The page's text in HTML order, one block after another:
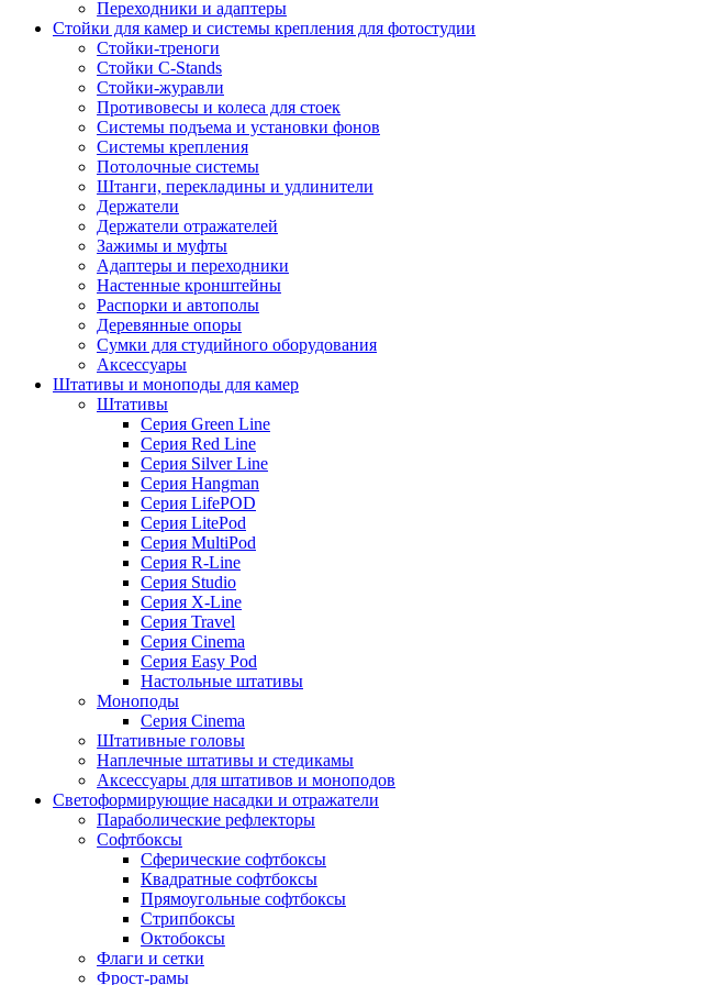
Переходники и адаптеры
Стойки для камер и системы крепления для фотостудии
Стойки-треноги
Стойки C-Stands
Стойки-журавли
Противовесы и колеса для стоек
Системы подъема и установки фонов
Системы крепления
Потолочные системы
Штанги, перекладины и удлинители
Держатели
Держатели отражателей
Зажимы и муфты
Адаптеры и переходники
Настенные кронштейны
Распорки и автополы
Деревянные опоры
Сумки для студийного оборудования
Аксессуары
Штативы и моноподы для камер
Штативы
Серия Green Line
Серия Red Line
Серия Silver Line
Серия Hangman
Серия LifePOD
Серия LitePod
Серия MultiPod
Серия R-Line
Серия Studio
Серия X-Line
Серия Travel
Серия Cinema
Серия Easy Pod
Настольные штативы
Моноподы
Серия Cinema
Штативные головы
Наплечные штативы и стедикамы
Аксессуары для штативов и моноподов
Светоформирующие насадки и отражатели
Параболические рефлекторы
Софтбоксы
Сферические софтбоксы
Квадратные софтбоксы
Прямоугольные софтбоксы
Стрипбоксы
Октобоксы
Флаги и сетки
Фрост-рамы